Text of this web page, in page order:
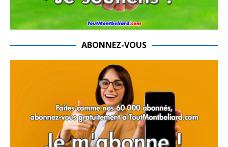
ABONNEZ-VOUS